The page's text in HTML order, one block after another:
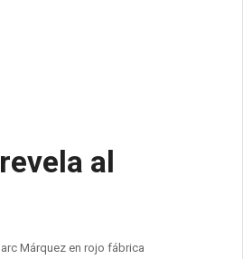
al
Márquez en rojo fábrica